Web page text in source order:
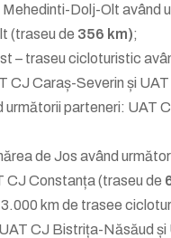
Dolj-Olt având
(traseu de 356 km);
– traseu cicloturistic
CJ Caraș-Severin și
parteneri: UAT
de Jos având
CJ Constanța (traseu de
km de trasee
CJ Bistrița-Năsăud și